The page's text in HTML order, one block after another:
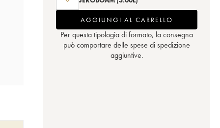
AGGIUNGI AL CARRELLO
Per questa tipologia di formato, la consegna
può comportare delle spese di spedizione
aggiuntive.